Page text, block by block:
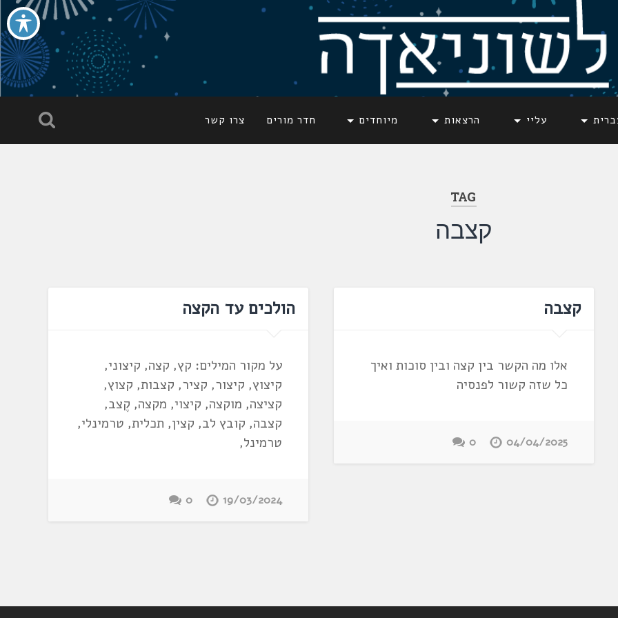
עליי הרצאות מיוחדים חדר מורים צרו קשר
TAG
קצבה
קצבה
אלו מה הקשר בין קצה ובין סוכות ואיך
כל שזה קשור לפנסיה
04/04/2025
0
הולכים עד הקצה
על מקור המילים: קץ, קצה, קיצוני,
קיצוץ, קיצור, קציר, קצבות, קצוץ,
קציצה, מוקצה, קיצוי, מקצה, קֶצב,
קצבה, קובץ לב, קצין, תכלית, טרמינלי,
טרמינל,
19/03/2024
0